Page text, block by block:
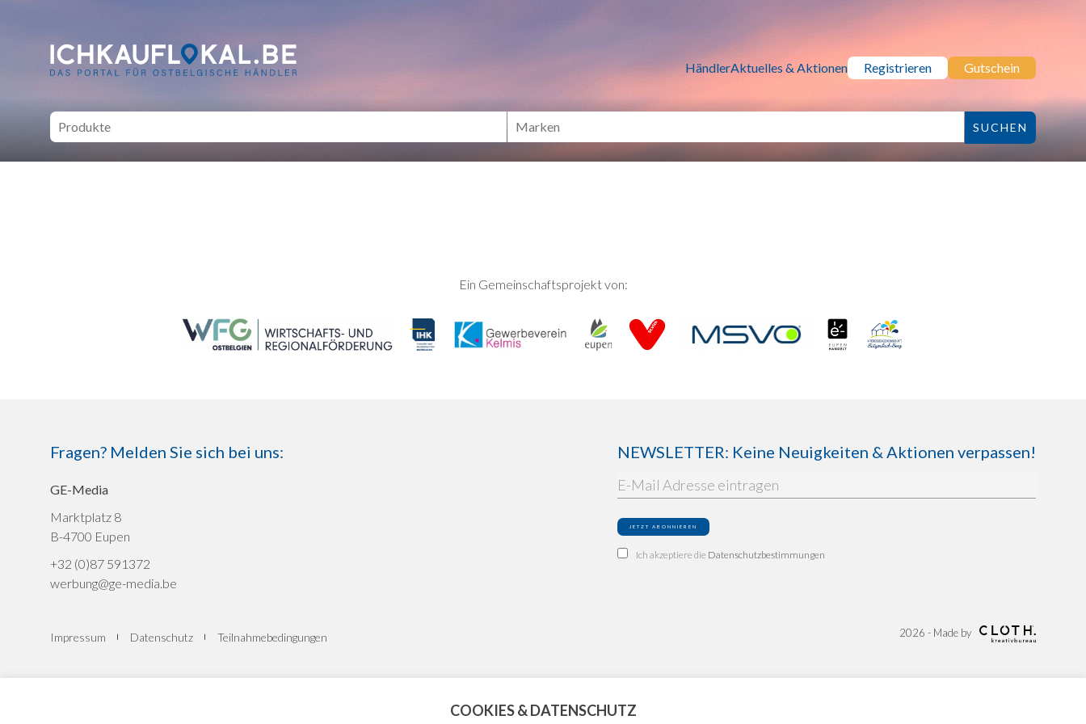
ich kauf lokal - Bei lokalen Händlern online Shoppen HändlerAktuelles & Aktionen Registrieren Gutschein
Ein Gemeinschaftsprojekt von:
Fragen? Melden Sie sich bei uns:
GE-Media
Marktplatz 8
B-4700 Eupen
+32 (0)87 591372
werbung@ge-media.be
NEWSLETTER: Keine Neuigkeiten & Aktionen verpassen!
Ich akzeptiere die Datenschutzbestimmungen
Impressum Datenschutz Teilnahmebedingungen 2026 - Made by
COOKIES & DATENSCHUTZ